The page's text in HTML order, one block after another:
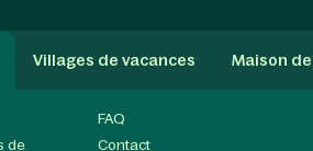
Villages de vacances Maison
de
FAQ
Contact